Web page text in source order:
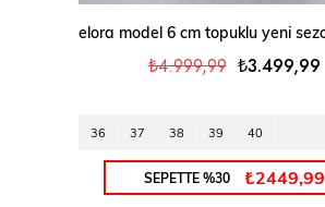
₺3.499,99
₺4.999,99
36 37 38 39 40
SEPETTE %30 ₺2449,99